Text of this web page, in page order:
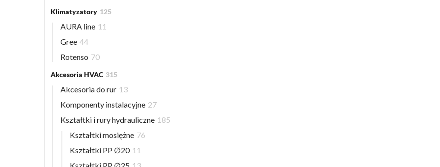
Klimatyzatory 125
AURA line 11
Gree 44
Rotenso 70
Akcesoria HVAC 315
Akcesoria do rur 13
Komponenty instalacyjne 27
Kształtki i rury hydrauliczne 185
Kształtki mosiężne 76
Kształtki PP ∅20 11